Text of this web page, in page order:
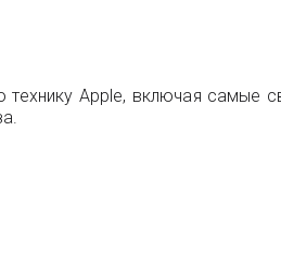
технику Apple, включая